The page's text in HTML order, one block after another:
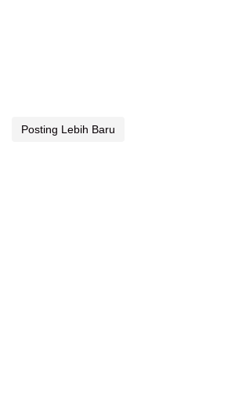
Posting Lebih Baru